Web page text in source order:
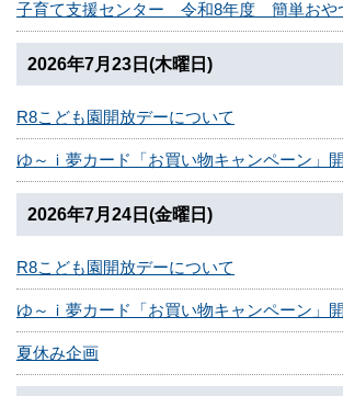
子育て支援センター 令和8年度 簡単おや
2026年7月23日(木曜日)
R8こども園開放デーについて
ゆ～ｉ夢カード「お買い物キャンペーン」開
2026年7月24日(金曜日)
R8こども園開放デーについて
ゆ～ｉ夢カード「お買い物キャンペーン」開
夏休み企画